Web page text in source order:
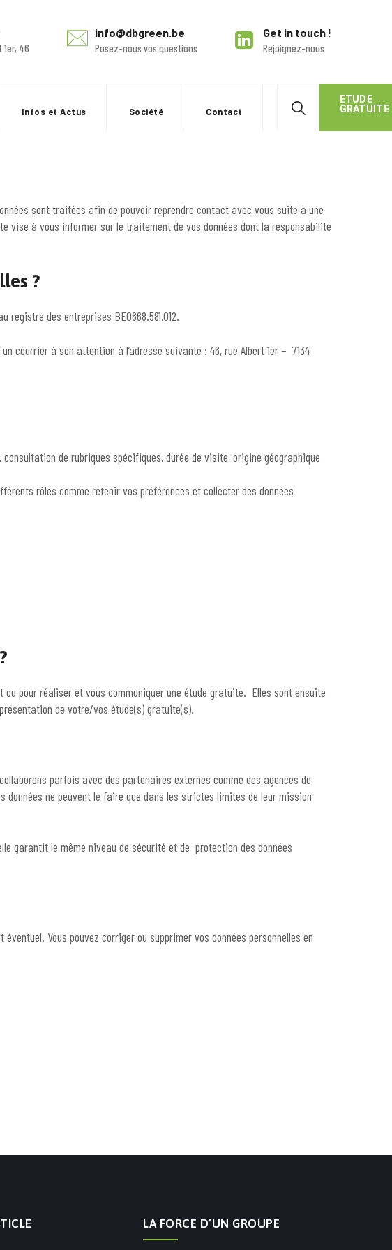
1er, 46
info@dbgreen.be
Posez-nous vos questions
Get in touch !
Rejoignez-nous
Infos et Actus Société Contact
ETUDE
GRATUITE
sont traitées afin de pouvoir reprendre contact avec vous suite à une
vise à vous informer sur le traitement de vos données dont la responsabilité
?
registre des entreprises BE0668.581.012.
courrier à son attention à l’adresse suivante : 46, rue Albert 1er – 7134
de rubriques spécifiques, durée de visite, origine géographique
rôles comme retenir vos préférences et collecter des données
pour réaliser et vous communiquer une étude gratuite. Elles sont ensuite
de votre/vos étude(s) gratuite(s).
parfois avec des partenaires externes comme des agences de
ne peuvent le faire que dans les strictes limites de leur mission
garantit le même niveau de sécurité et de protection des données
Vous pouvez corriger ou supprimer vos données personnelles en
LA FORCE D’UN GROUPE